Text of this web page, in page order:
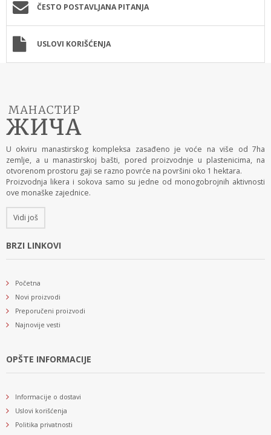
ČESTO POSTAVLJANA PITANJA
USLOVI KORIŠĆENJA
U okviru manastirskog kompleksa zasađeno je voće na više od 7ha
zemlje, a u manastirskoj bašti, pored proizvodnje u plastenicima, na
otvorenom prostoru gaji se razno povrće na površini oko 1 hektara.
Proizvodnja likera i sokova samo su jedne od monogobrojnih aktivnosti
ove monaške zajednice.
Vidi još
BRZI LINKOVI
Početna
Novi proizvodi
Preporučeni proizvodi
Najnovije vesti
OPŠTE INFORMACIJE
Informacije o dostavi
Uslovi korišćenja
Politika privatnosti